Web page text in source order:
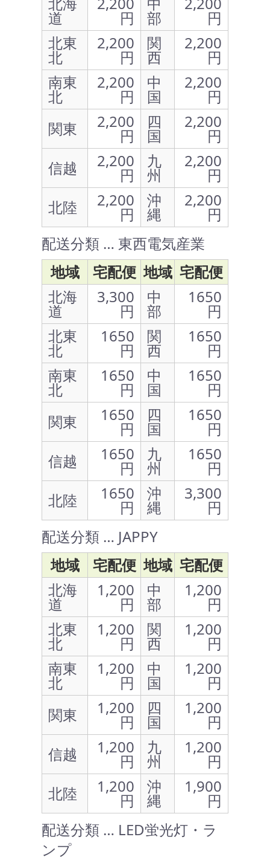
道 円 部
円
北東
北
2,200
円
関
西
2,200
円
南東
北
2,200
円
中
国
2,200
円
関東
2,200
円
四
国
2,200
円
信越
2,200
円
九
州
2,200
円
北陸
2,200
円
沖
縄
2,200
円
配送分類 … 東西電気産業
地域
宅配便 地域 宅配便
北海
道
3,300
円
中
部
1650
円
北東
北
1650
円
関
西
1650
円
南東
北
1650
円
中
国
1650
円
関東
1650
円
四
国
1650
円
信越
1650
円
九
州
1650
円
北陸
1650
円
沖
縄
3,300
円
配送分類 … JAPPY
地域
宅配便 地域 宅配便
北海
道
1,200
円
中
部
1,200
円
北東
北
1,200
円
関
西
1,200
円
南東
北
1,200
円
中
国
1,200
円
関東
1,200
円
四
国
1,200
円
信越
1,200
円
九
州
1,200
円
北陸
1,200
円
沖
縄
1,900
円
配送分類 … LED蛍光灯・ラ
ンプ